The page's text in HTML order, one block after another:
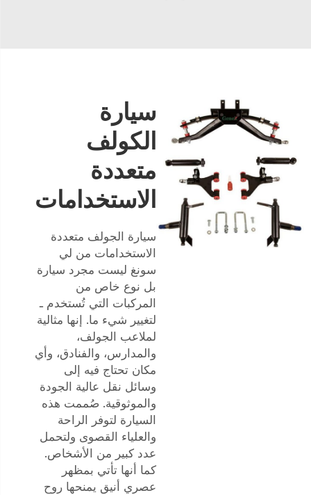
سيارة
الكولف
متعددة
الاستخدامات
سيارة الجولف متعددة
الاستخدامات من لي
سونغ ليست مجرد سيارة
بل نوع خاص من
المركبات التي تُستخدم ـ
لتغيير شيء ما. إنها مثالية
لملاعب الجولف،
والمدارس، والفنادق، وأي
مكان تحتاج فيه إلى
وسائل نقل عالية الجودة
والموثوقية. صُممت هذه
السيارة لتوفر الراحة
والعلياء القصوى ولتحمل
عدد كبير من الأشخاص.
كما أنها تأتي بمظهر
عصري أنيق يمنحها روح